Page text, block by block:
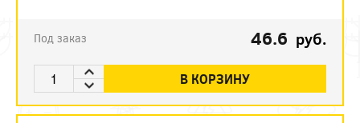
Под заказ 46.6 руб.
В КОРЗИНУ